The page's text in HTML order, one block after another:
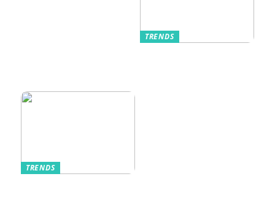
TRENDS
TRENDS